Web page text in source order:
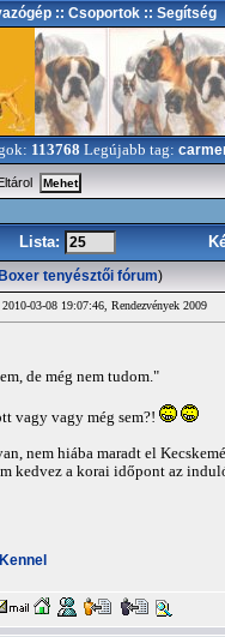
:: Csoportok :: Segítség
113768 Legújabb tag:
Lista:
tenyésztői fórum)
03-08 19:07:46, Rendezvények 2009
de még nem tudom."
vagy vagy még sem?!
nem hiába maradt el
kedvez a korai időpont az